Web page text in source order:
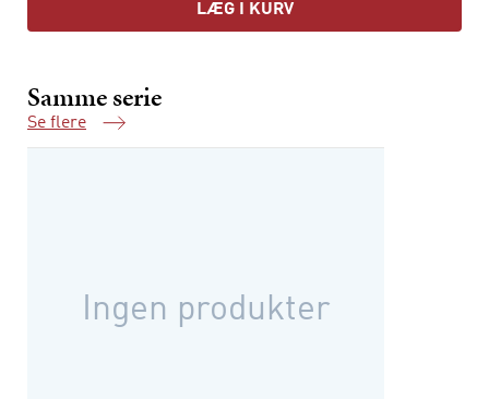
LÆG I KURV
Samme serie
Se flere
Samme serie
Ingen produkter